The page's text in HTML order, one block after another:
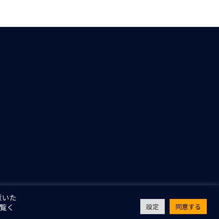
た
く
設定 同意する